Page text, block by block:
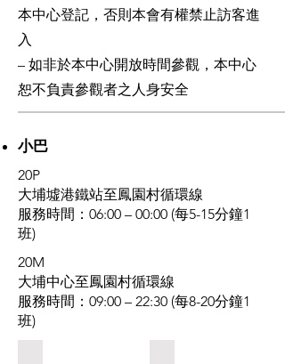
本中心登記，否則本會有權禁止訪客進
入
– 如非於本中心開放時間參觀，本中心
恕不負責參觀者之人身安全
小巴
20P
大埔墟港鐵站至鳳園村循環線
服務時間：06:00 – 00:00 (每5-15分鐘1
班)
20M
大埔中心至鳳園村循環線
服務時間：09:00 – 22:30 (每8-20分鐘1
班)